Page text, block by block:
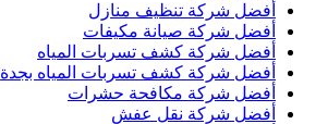
أفضل شركة تنظيف منازل
أفضل شركة صيانة مكيفات
أفضل شركة كشف تسربات المياه
أفضل شركة كشف تسربات المياه بجدة
أفضل شركة مكافحة حشرات
أفضل شركة نقل عفش